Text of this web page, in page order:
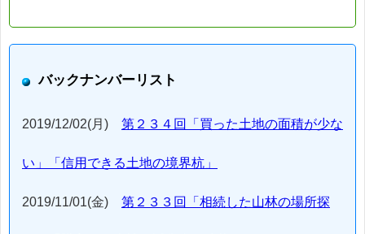
バックナンバーリスト
2019/12/02(月) 第２３４回「買った土地の面積が少な
い」「信用できる土地の境界杭」
2019/11/01(金) 第２３３回「相続した山林の場所探